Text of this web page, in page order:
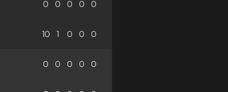
0 0 0 0 0
10 1 0 0 0
0 0 0 0 0